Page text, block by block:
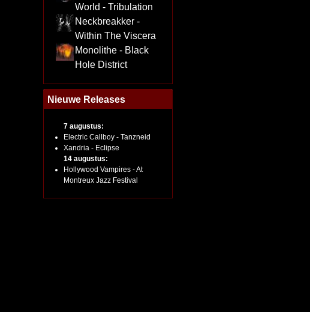
World - Tribulation
Neckbreakker -
Within The Viscera
Monolithe - Black
Hole District
Nieuwe Releases
7 augustus:
Electric Callboy - Tanzneid
Xandria - Eclipse
14 augustus:
Hollywood Vampires - At
Montreux Jazz Festival